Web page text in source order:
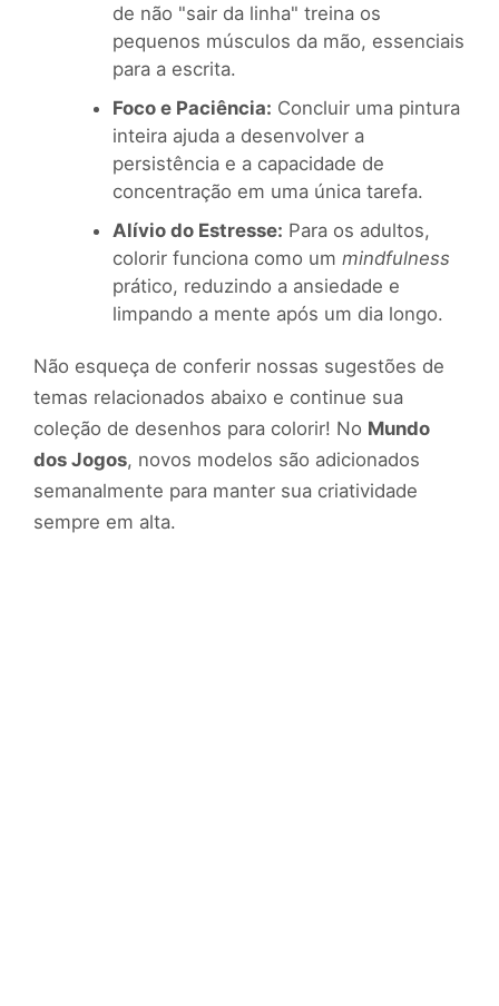
de não "sair da linha" treina os
pequenos músculos da mão, essenciais
para a escrita.
Foco e Paciência: Concluir uma pintura
inteira ajuda a desenvolver a
persistência e a capacidade de
concentração em uma única tarefa.
Alívio do Estresse: Para os adultos,
colorir funciona como um mindfulness
prático, reduzindo a ansiedade e
limpando a mente após um dia longo.
Não esqueça de conferir nossas sugestões de
temas relacionados abaixo e continue sua
coleção de desenhos para colorir! No Mundo
dos Jogos, novos modelos são adicionados
semanalmente para manter sua criatividade
sempre em alta.